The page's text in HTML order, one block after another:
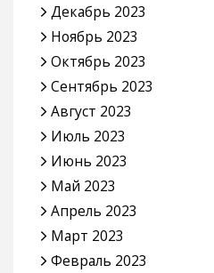
Декабрь 2023
Ноябрь 2023
Октябрь 2023
Сентябрь 2023
Август 2023
Июль 2023
Июнь 2023
Май 2023
Апрель 2023
Март 2023
Февраль 2023